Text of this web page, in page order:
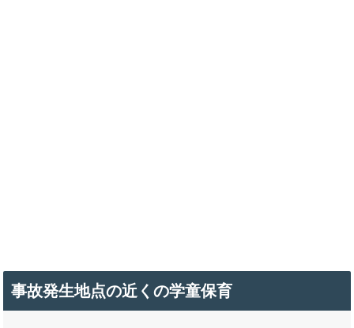
事故発生地点の近くの学童保育